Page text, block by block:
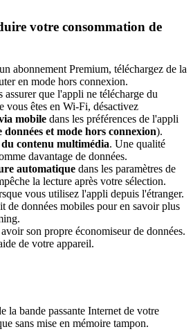
votre consommation de
abonnement Premium, téléchargez de la
en mode hors connexion.
assurer que l'appli ne télécharge du
vous êtes en Wi-Fi, désactivez
mobile dans les préférences de l'appli
données et mode hors connexion).
contenu multimédia. Une qualité
davantage de données.
automatique dans les paramètres de
la lecture après votre sélection.
vous utilisez l'appli depuis l'étranger.
de données mobiles pour en savoir plus
son propre économiseur de données.
de votre appareil.
la bande passante Internet de votre
sans mise en mémoire tampon.